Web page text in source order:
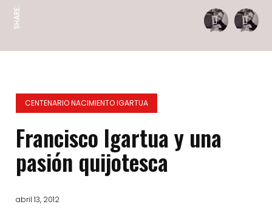
SHARE:
CENTENARIO NACIMIENTO IGARTUA
Francisco Igartua y una
pasión quijotesca
abril 13, 2012